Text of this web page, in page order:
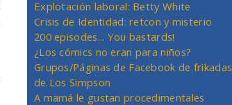
Explotación laboral: Betty White
Crisis de Identidad: retcon y misterio
200 episodes... You bastards!
¿Los cómics no eran para niños?
Grupos/Páginas de Facebook de frikadas
de Los Simpson
A mamá le gustan procedimentales